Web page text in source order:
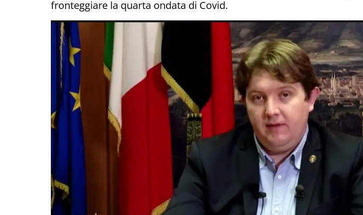
fronteggiare la quarta ondata di Covid.